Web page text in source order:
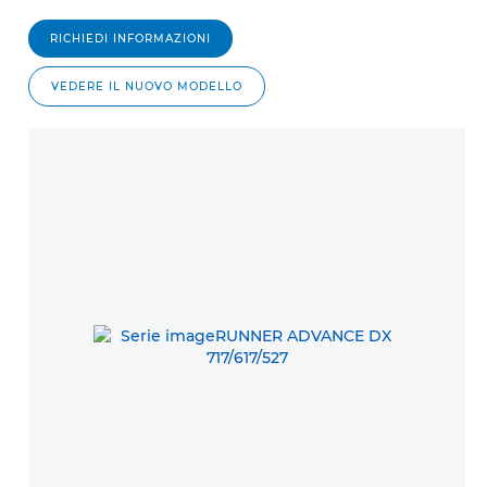
RICHIEDI INFORMAZIONI
VEDERE IL NUOVO MODELLO